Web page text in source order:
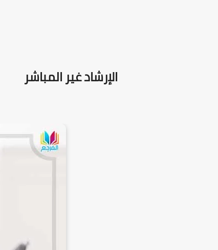
الإرشاد غير المباشر